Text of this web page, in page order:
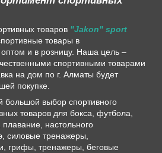
товаров "Jakon" sport
товары в
и в розницу. Наша цель –
спортивными товарами
на дом по г. Алматы будет
покупке.
выбор спортивного
товаров для бокса, футбола,
настольного
силовые тренажеры,
грифы, тренажеры, беговые